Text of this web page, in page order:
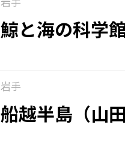
鯨と海の科学
岩手
船越半島（山